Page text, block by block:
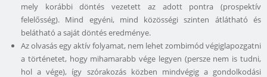
mely korábbi döntés vezetett az adott pontra (prospektív
felelősség). Mind egyéni, mind közösségi szinten átlátható és
belátható a saját döntés eredménye.
Az olvasás egy aktív folyamat, nem lehet zombimód végiglapozgatni
a történetet, hogy mihamarabb vége legyen (persze nem is tudni,
hol a vége), így szórakozás közben mindvégig a gondolkodási